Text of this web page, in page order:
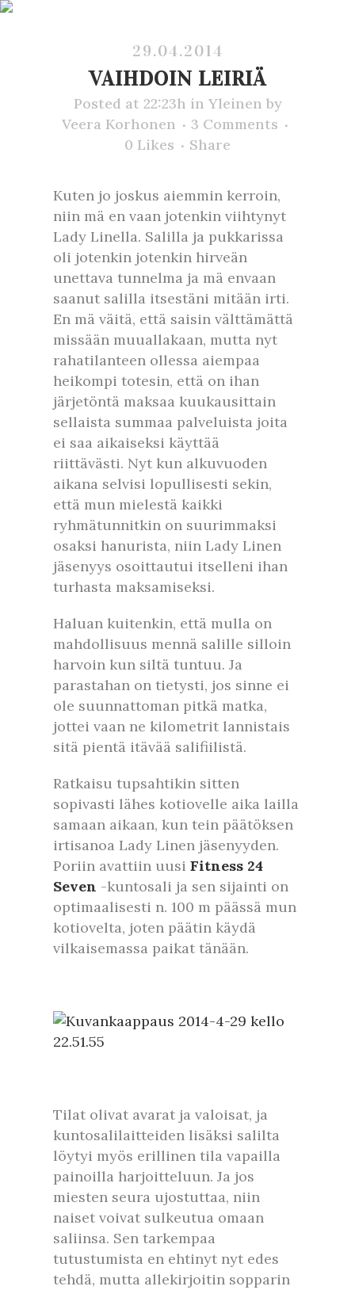
29.04.2014
VAIHDOIN LEIRIÄ
Posted at 22:23h in Yleinen by
Veera Korhonen
3 Comments
0 Likes Share
Kuten jo joskus aiemmin kerroin,
niin mä en vaan jotenkin viihtynyt
Lady Linella. Salilla ja pukkarissa
oli jotenkin jotenkin hirveän
unettava tunnelma ja mä envaan
saanut salilla itsestäni mitään irti.
En mä väitä, että saisin välttämättä
missään muuallakaan, mutta nyt
rahatilanteen ollessa aiempaa
heikompi totesin, että on ihan
järjetöntä maksaa kuukausittain
sellaista summaa palveluista joita
ei saa aikaiseksi käyttää
riittävästi. Nyt kun alkuvuoden
aikana selvisi lopullisesti sekin,
että mun mielestä kaikki
ryhmätunnitkin on suurimmaksi
osaksi hanurista, niin Lady Linen
jäsenyys osoittautui itselleni ihan
turhasta maksamiseksi.
Haluan kuitenkin, että mulla on
mahdollisuus mennä salille silloin
harvoin kun siltä tuntuu. Ja
parastahan on tietysti, jos sinne ei
ole suunnattoman pitkä matka,
jottei vaan ne kilometrit lannistais
sitä pientä itävää salifiilistä.
Ratkaisu tupsahtikin sitten
sopivasti lähes kotiovelle aika lailla
samaan aikaan, kun tein päätöksen
irtisanoa Lady Linen jäsenyyden.
Poriin avattiin uusi Fitness 24
Seven -kuntosali ja sen sijainti on
optimaalisesti n. 100 m päässä mun
kotiovelta, joten päätin käydä
vilkaisemassa paikat tänään.
Tilat olivat avarat ja valoisat, ja
kuntosalilaitteiden lisäksi salilta
löytyi myös erillinen tila vapailla
painoilla harjoitteluun. Ja jos
miesten seura ujostuttaa, niin
naiset voivat sulkeutua omaan
saliinsa. Sen tarkempaa
tutustumista en ehtinyt nyt edes
tehdä, mutta allekirjoitin sopparin